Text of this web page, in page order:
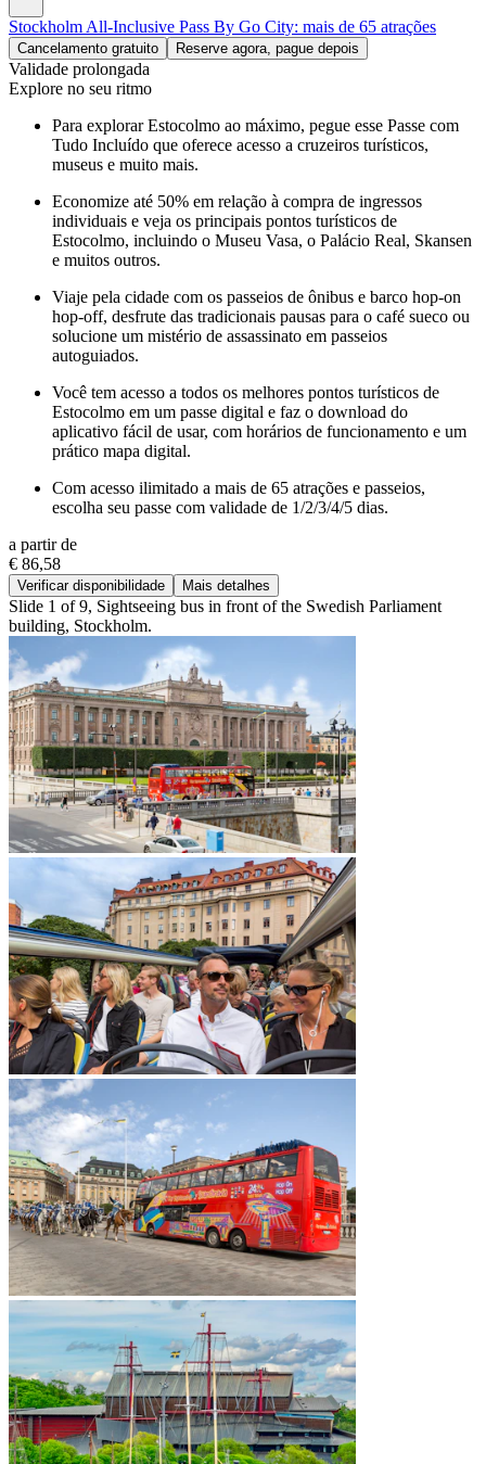
Stockholm All-Inclusive Pass By Go City: mais de 65 atrações
Cancelamento gratuito Reserve agora, pague depois
Validade prolongada
Explore no seu ritmo
Para explorar Estocolmo ao máximo, pegue esse Passe com
Tudo Incluído que oferece acesso a cruzeiros turísticos,
museus e muito mais.
Economize até 50% em relação à compra de ingressos
individuais e veja os principais pontos turísticos de
Estocolmo, incluindo o Museu Vasa, o Palácio Real, Skansen
e muitos outros.
Viaje pela cidade com os passeios de ônibus e barco hop-on
hop-off, desfrute das tradicionais pausas para o café sueco ou
solucione um mistério de assassinato em passeios
autoguiados.
Você tem acesso a todos os melhores pontos turísticos de
Estocolmo em um passe digital e faz o download do
aplicativo fácil de usar, com horários de funcionamento e um
prático mapa digital.
Com acesso ilimitado a mais de 65 atrações e passeios,
escolha seu passe com validade de 1/2/3/4/5 dias.
a partir de
€ 86,58
Verificar disponibilidade Mais detalhes
Slide 1 of 9, Sightseeing bus in front of the Swedish Parliament
building, Stockholm.